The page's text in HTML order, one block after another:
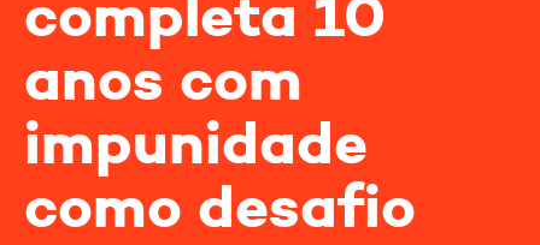
completa 10
anos com
impunidade
como desafio